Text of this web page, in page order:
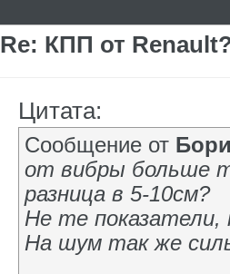
Re: КПП от
Цитата:
Сообщение от
от вибры больше
разница в 5-10см?
Не те
На шум так же